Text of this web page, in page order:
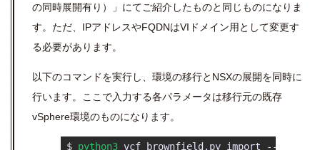
の同時展開有り）」にてご紹介したものと同じものになりま
す。ただ、IPアドレスやFQDNはVIドメイン用として変更す
る必要があります。
以下のコマンドを実行し、環境の移行とNSXの展開を同時に
行います。ここで入力する各パラメータは移行元の既存
vSphere環境のものになります。
$ python3 vcf_brownfield.py import --vcenter